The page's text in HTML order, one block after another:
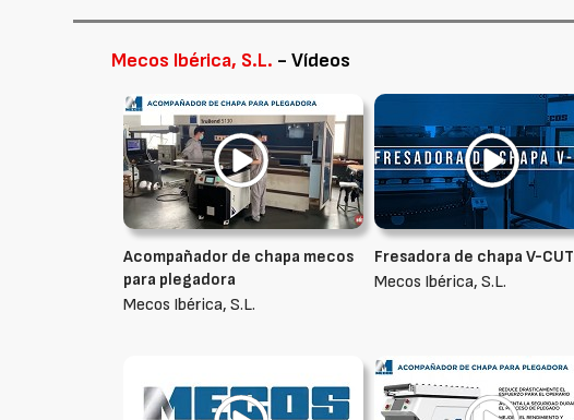
Mecos Ibérica, S.L. - Vídeos
Acompañador de chapa mecos
para plegadora
Mecos Ibérica, S.L.
Fresadora de chapa V-CUT
Mecos Ibérica, S.L.